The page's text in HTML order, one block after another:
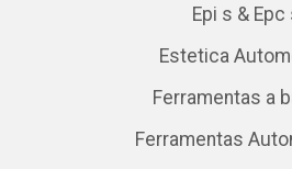
Epi s & Epc
Estetica
Ferramentas a
Ferramentas